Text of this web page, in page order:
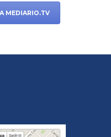
MEDIARIO.TV